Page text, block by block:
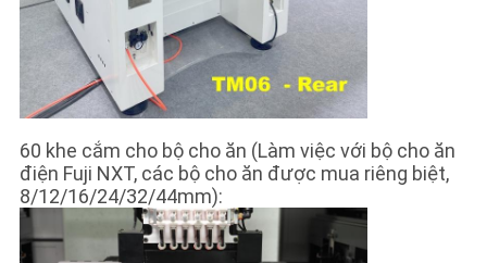
60 khe cắm cho bộ cho ăn (Làm việc với bộ cho ăn
điện Fuji NXT, các bộ cho ăn được mua riêng biệt,
8/12/16/24/32/44mm):